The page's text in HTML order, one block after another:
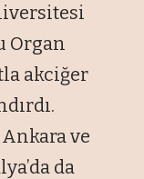
Organ
akciğer
ve
da